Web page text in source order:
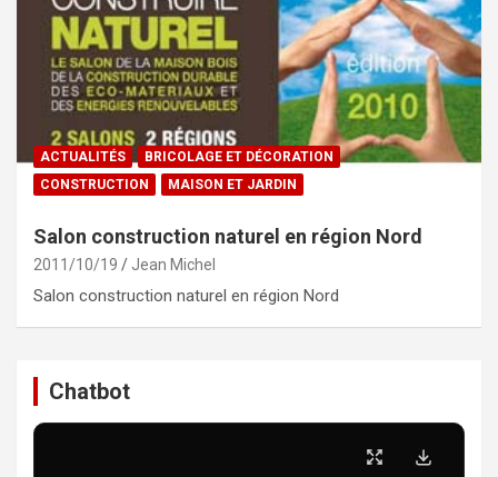
ACTUALITÉS
BRICOLAGE ET DÉCORATION
CONSTRUCTION
MAISON ET JARDIN
Salon construction naturel en région Nord
2011/10/19 Jean Michel
Salon construction naturel en région Nord
Chatbot